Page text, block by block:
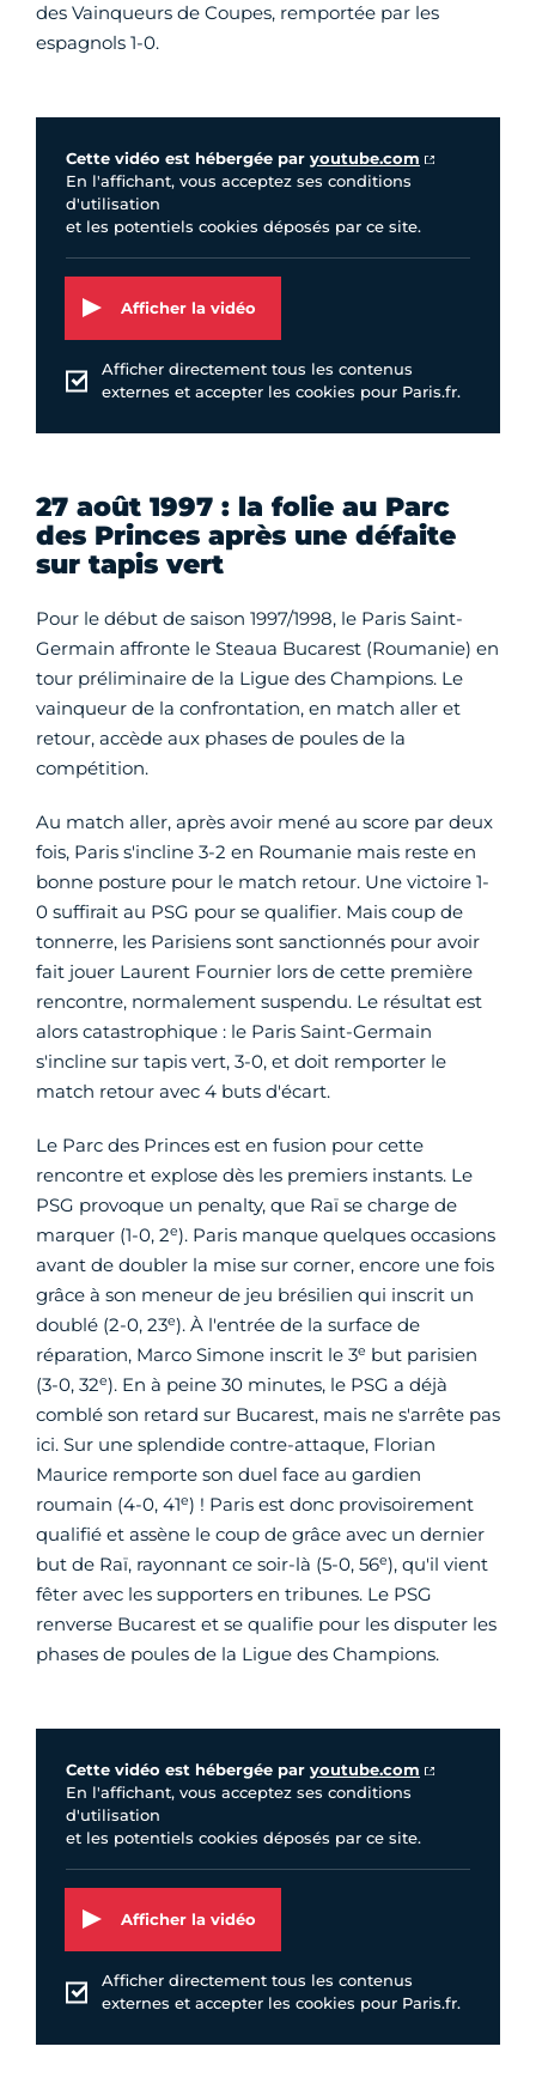
des Vainqueurs de Coupes, remportée par les
espagnols 1-0.
Cette vidéo est hébergée par youtube.com
En l'affichant, vous acceptez ses conditions
d'utilisation
et les potentiels cookies déposés par ce site.
Afficher la vidéo
Afficher directement tous les contenus
externes et accepter les cookies pour Paris.fr.
27 août 1997 : la folie au Parc
des Princes après une défaite
sur tapis vert
Pour le début de saison 1997/1998, le Paris Saint-
Germain affronte le Steaua Bucarest (Roumanie) en
tour préliminaire de la Ligue des Champions. Le
vainqueur de la confrontation, en match aller et
retour, accède aux phases de poules de la
compétition.
Au match aller, après avoir mené au score par deux
fois, Paris s'incline 3-2 en Roumanie mais reste en
bonne posture pour le match retour. Une victoire 1-
0 suffirait au PSG pour se qualifier. Mais coup de
tonnerre, les Parisiens sont sanctionnés pour avoir
fait jouer Laurent Fournier lors de cette première
rencontre, normalement suspendu. Le résultat est
alors catastrophique : le Paris Saint-Germain
s'incline sur tapis vert, 3-0, et doit remporter le
match retour avec 4 buts d'écart.
Le Parc des Princes est en fusion pour cette
rencontre et explose dès les premiers instants. Le
PSG provoque un penalty, que Raï se charge de
marquer (1-0, 2e). Paris manque quelques occasions
avant de doubler la mise sur corner, encore une fois
grâce à son meneur de jeu brésilien qui inscrit un
doublé (2-0, 23e). À l'entrée de la surface de
réparation, Marco Simone inscrit le 3e but parisien
(3-0, 32e). En à peine 30 minutes, le PSG a déjà
comblé son retard sur Bucarest, mais ne s'arrête pas
ici. Sur une splendide contre-attaque, Florian
Maurice remporte son duel face au gardien
roumain (4-0, 41e) ! Paris est donc provisoirement
qualifié et assène le coup de grâce avec un dernier
but de Raï, rayonnant ce soir-là (5-0, 56e), qu'il vient
fêter avec les supporters en tribunes. Le PSG
renverse Bucarest et se qualifie pour les disputer les
phases de poules de la Ligue des Champions.
Cette vidéo est hébergée par youtube.com
En l'affichant, vous acceptez ses conditions
d'utilisation
et les potentiels cookies déposés par ce site.
Afficher la vidéo
Afficher directement tous les contenus
externes et accepter les cookies pour Paris.fr.